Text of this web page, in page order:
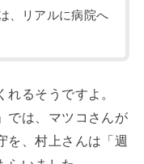
、リアルに病院へ
るそうですよ。
では、マツコさんが
を、村上さんは「週